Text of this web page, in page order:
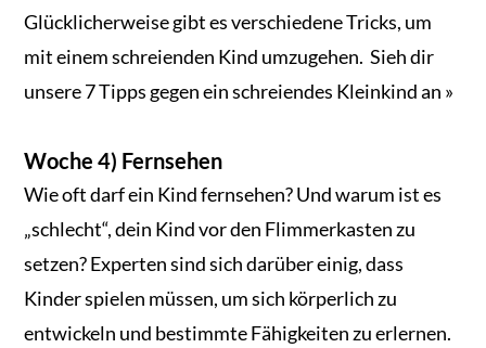
Glücklicherweise gibt es verschiedene Tricks, um
mit einem schreienden Kind umzugehen. Sieh dir
unsere 7 Tipps gegen ein schreiendes Kleinkind an »
Woche 4) Fernsehen
Wie oft darf ein Kind fernsehen? Und warum ist es
„schlecht“, dein Kind vor den Flimmerkasten zu
setzen? Experten sind sich darüber einig, dass
Kinder spielen müssen, um sich körperlich zu
entwickeln und bestimmte Fähigkeiten zu erlernen.